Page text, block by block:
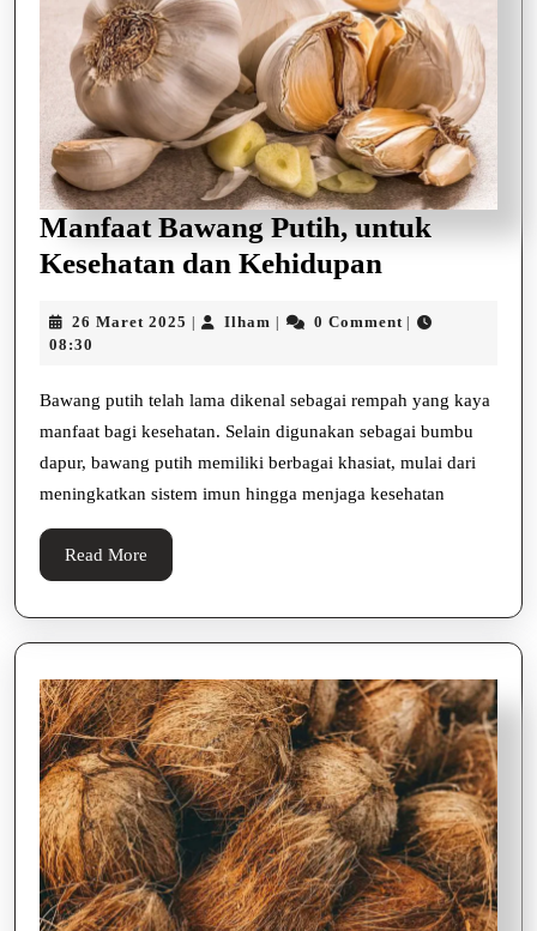
Manfaat Bawang Putih, untuk
Kesehatan dan Kehidupan
Putih,
Kesehatan
dan
Kehidupan
26 Maret 2025 26
Ilham Ilham0 Comment
08:30
Bawang putih telah lama dikenal sebagai rempah yang kaya
manfaat bagi kesehatan. Selain digunakan sebagai bumbu
dapur, bawang putih memiliki berbagai khasiat, mulai dari
meningkatkan sistem imun hingga menjaga kesehatan
Read More
More